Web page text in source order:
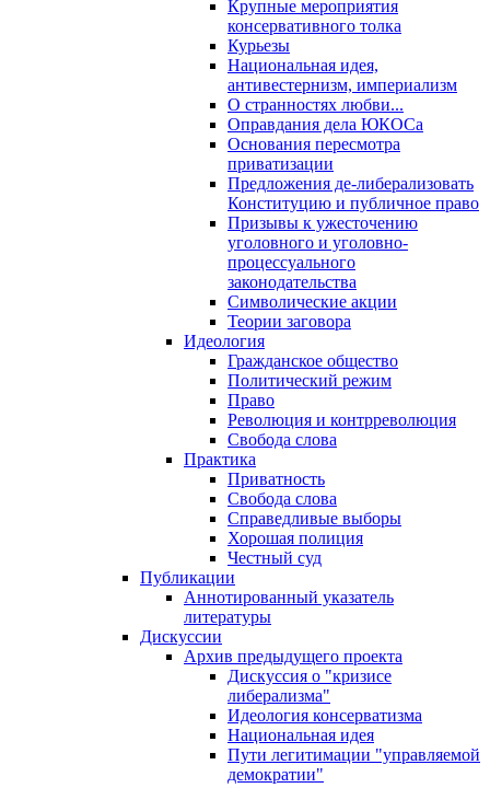
Крупные мероприятия
консервативного толка
Курьезы
Национальная идея,
антивестернизм, империализм
О странностях любви...
Оправдания дела ЮКОСа
Основания пересмотра
приватизации
Предложения де-либерализовать
Конституцию и публичное право
Призывы к ужесточению
уголовного и уголовно-
процессуального
законодательства
Символические акции
Теории заговора
Идеология
Гражданское общество
Политический режим
Право
Революция и контрреволюция
Свобода слова
Практика
Приватность
Свобода слова
Справедливые выборы
Хорошая полиция
Честный суд
Публикации
Аннотированный указатель
литературы
Дискуссии
Архив предыдущего проекта
Дискуссия о "кризисе
либерализма"
Идеология консерватизма
Национальная идея
Пути легитимации "управляемой
демократии"